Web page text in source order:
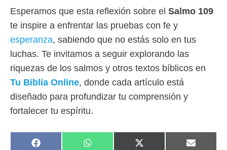
Esperamos que esta reflexión sobre el Salmo 109
te inspire a enfrentar las pruebas con fe y
esperanza, sabiendo que no estás solo en tus
luchas. Te invitamos a seguir explorando las
riquezas de los salmos y otros textos bíblicos en
Tu Biblia Online, donde cada artículo está
diseñado para profundizar tu comprensión y
fortalecer tu espíritu.
COMPARTIR
F
COMPARTIR
W
COMPARTIR
X
E